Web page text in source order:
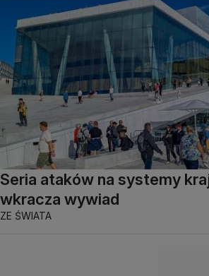
Seria ataków na systemy
wkracza wywiad
ZE ŚWIATA